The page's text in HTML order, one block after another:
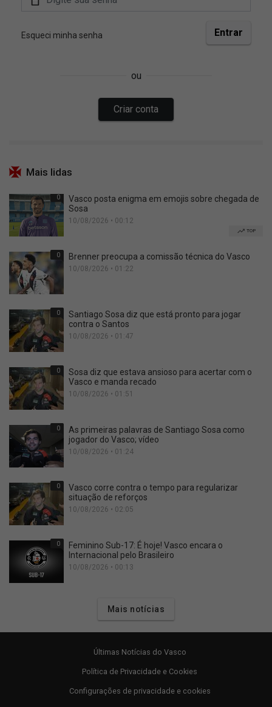
Mais lidas
0
Vasco posta enigma em emojis sobre chegada de
Sosa
10/08/2026 • 00:12
TOP
0 Brenner preocupa a comissão técnica do Vasco
10/08/2026 • 01:22
0
Santiago Sosa diz que está pronto para jogar
contra o Santos
10/08/2026 • 01:47
0
Sosa diz que estava ansioso para acertar com o
Vasco e manda recado
10/08/2026 • 01:51
0
As primeiras palavras de Santiago Sosa como
jogador do Vasco; vídeo
10/08/2026 • 01:24
0
Vasco corre contra o tempo para regularizar
situação de reforços
10/08/2026 • 02:05
0
Feminino Sub-17: É hoje! Vasco encara o
Internacional pelo Brasileiro
10/08/2026 • 00:13
Mais notícias
Últimas Notícias do Vasco
Política de Privacidade e Cookies
Configurações de privacidade e cookies